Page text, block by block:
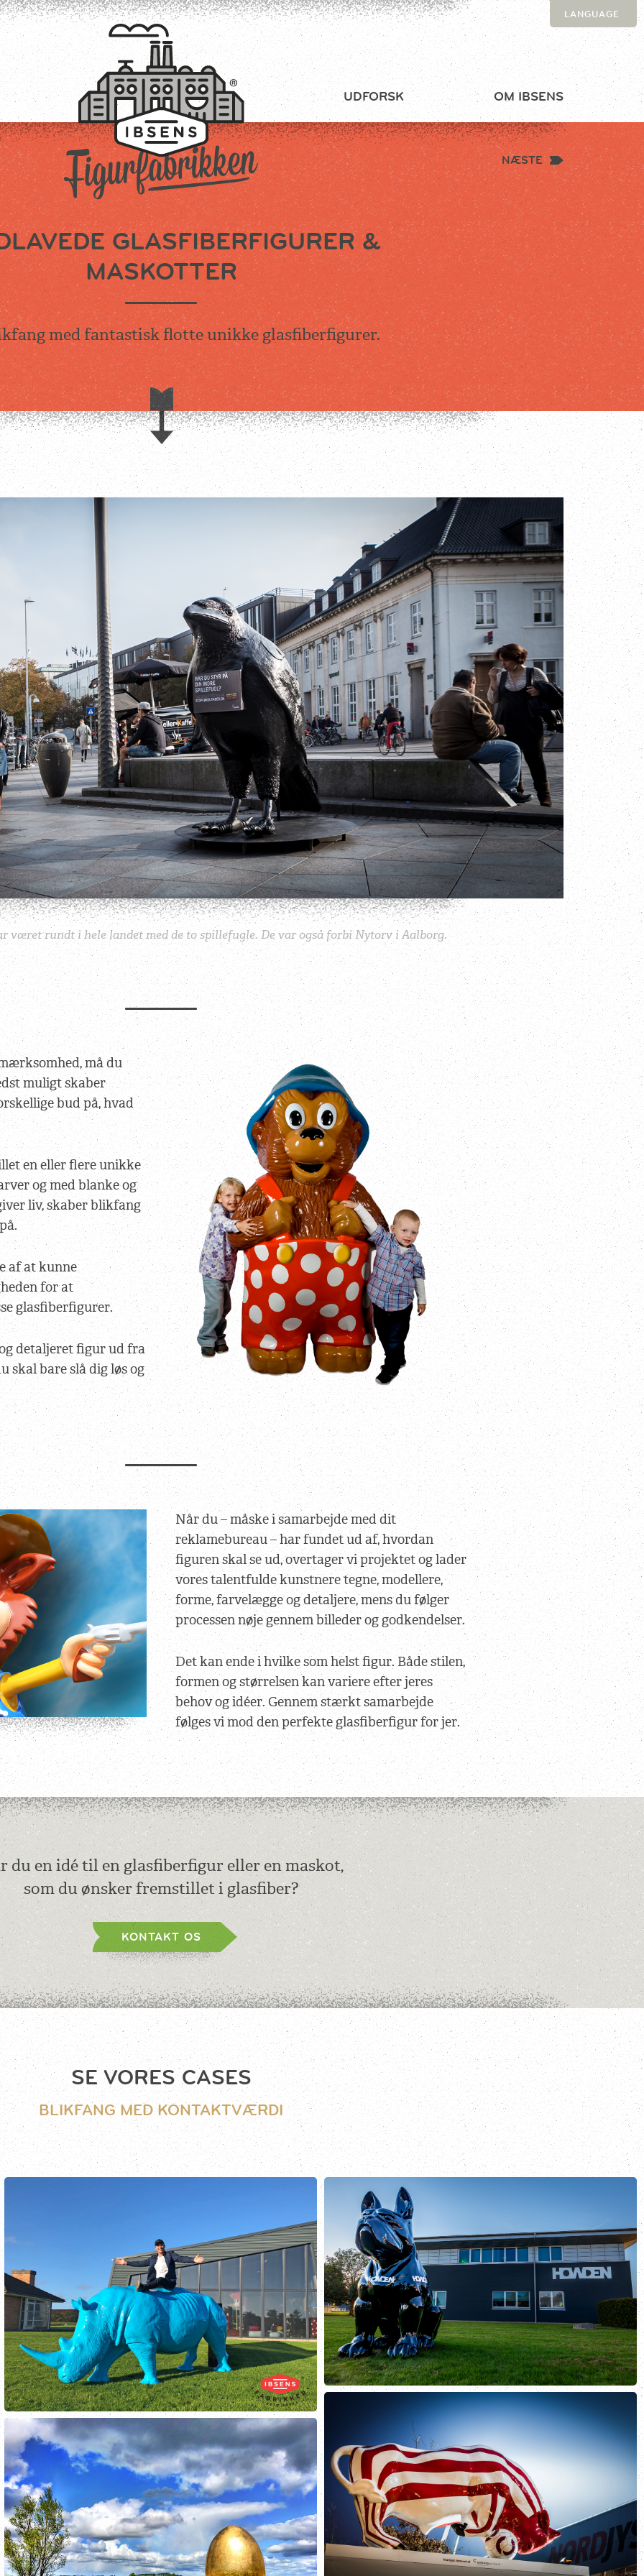
TILMELD
LANGUAGE
UDFORSK OM IBSENS
NÆSTE
GLASFIBERFIGURER &
MASKOTTER
med fantastisk flotte unikke glasfiberfigurer.
været rundt i hele landet med de to spillefugle. De var også forbi Nytorv i Aalborg.
må du
muligt skaber
bud på, hvad
en eller flere unikke
og med blanke og
liv, skaber blikfang
af at kunne
for at
glasfiberfigurer.
detaljeret figur ud fra
skal bare slå dig løs og
Når du – måske i samarbejde med dit
reklamebureau – har fundet ud af, hvordan
figuren skal se ud, overtager vi projektet og lader
vores talentfulde kunstnere tegne, modellere,
forme, farvelægge og detaljere, mens du følger
processen nøje gennem billeder og godkendelser.
Det kan ende i hvilke som helst figur. Både stilen,
formen og størrelsen kan variere efter jeres
behov og idéer. Gennem stærkt samarbejde
følges vi mod den perfekte glasfiberfigur for jer.
du en idé til en glasfiberfigur eller en maskot,
som du ønsker fremstillet i glasfiber?
KONTAKT OS
SE VORES CASES
BLIKFANG MED KONTAKTVÆRDI